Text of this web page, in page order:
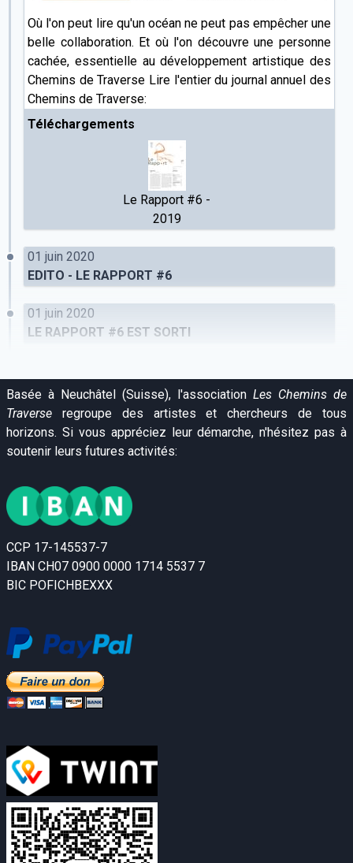
Où l'on peut lire qu'un océan ne peut pas empêcher une
belle collaboration. Et où l'on découvre une personne
cachée, essentielle au développement artistique des
Chemins de Traverse Lire l'entier du journal annuel des
Chemins de Traverse:
Téléchargements
Le Rapport #6 -
2019
01 juin 2020
EDITO - LE RAPPORT #6
01 juin 2020
LE RAPPORT #6 EST SORTI
Basée à Neuchâtel (Suisse), l'association Les Chemins de
Traverse regroupe des artistes et chercheurs de tous
horizons. Si vous appréciez leur démarche, n'hésitez pas à
soutenir leurs futures activités:
CCP 17-145537-7
IBAN CH07 0900 0000 1714 5537 7
BIC POFICHBEXXX